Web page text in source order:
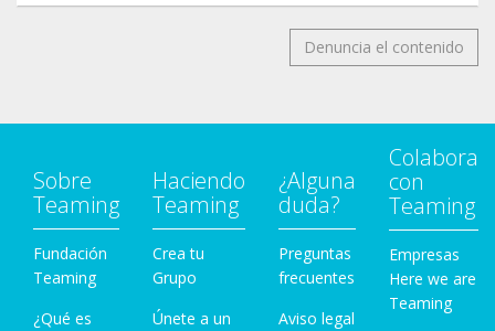
Denuncia el contenido
Sobre
Teaming
Fundación
Teaming
¿Qué es
Haciendo
Teaming
Crea tu
Grupo
Únete a un
¿Alguna
duda?
Preguntas
frecuentes
Aviso legal
Colabora
con
Teaming
Empresas
Here we are
Teaming